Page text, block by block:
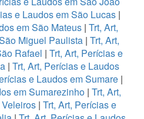
e Laudos em São Lucas|
em São Mateus | Trt, Art,
Miguel Paulista| Trt, Art,
Rafael | Trt, Art, Perícias e
| Trt, Art, Perícias e Laudos
e Laudos em Sumare |
em Sumarezinho| Trt, Art,
| Trt, Art, Perícias e